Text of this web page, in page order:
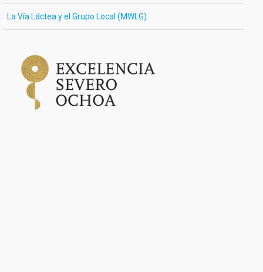
La Vía Láctea y el Grupo Local (MWLG)